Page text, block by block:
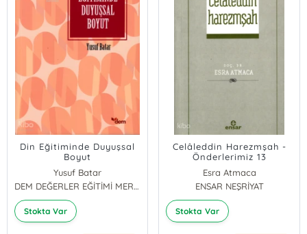
Din Eğitiminde Duyuşsal
Boyut
Yusuf Batar
DEM DEĞERLER EĞİTİMİ MERKEZİ YAYINLARI
Stokta Var
Celâleddin Harezmşah -
Önderlerimiz 13
Esra Atmaca
ENSAR NEŞRİYAT
Stokta Var